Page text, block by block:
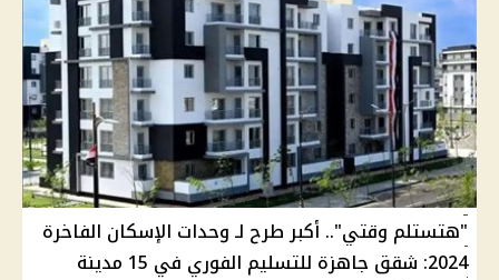
"هتستلم وقتي".. أكبر طرح لـ وحدات الإسكان الفاخرة
2024: شقق جاهزة للتسليم الفوري في 15 مدينة